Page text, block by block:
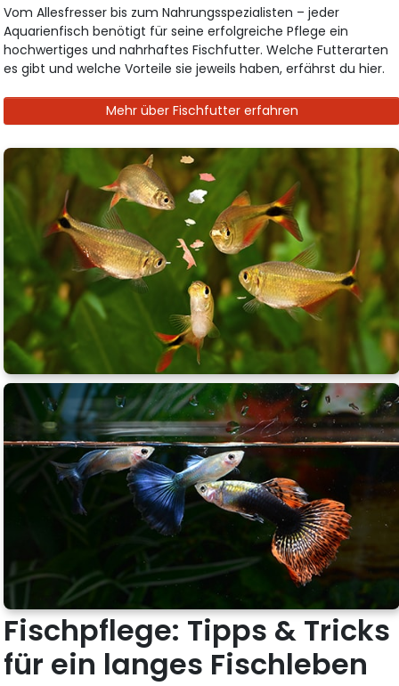
Vom Allesfresser bis zum Nahrungsspezialisten – jeder
Aquarienfisch benötigt für seine erfolgreiche Pflege ein
hochwertiges und nahrhaftes Fischfutter. Welche Futterarten
es gibt und welche Vorteile sie jeweils haben, erfährst du hier.
Mehr über Fischfutter erfahren
Fischpflege: Tipps & Tricks
für ein langes Fischleben